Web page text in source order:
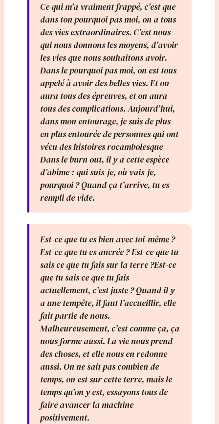
Ce qui m’a vraiment frappé, c’est que
dans ton pourquoi pas moi, on a tous
des vies extraordinaires. C’est nous
qui nous donnons les moyens, d’avoir
les vies que nous souhaitons avoir.
Dans le pourquoi pas moi, on est tous
appelé à avoir des belles vies. Et on
aura tous des épreuves, et on aura
tous des complications. Aujourd’hui,
dans mon entourage, je suis de plus
en plus entourée de personnes qui ont
vécu des histoires rocambolesque
Dans le burn out, il y a cette espèce
d’abîme : qui suis-je, où vais-je,
pourquoi ? Quand ça t’arrive, tu es
rempli de vide.
Est-ce que tu es bien avec toi-même ?
Est-ce que tu es ancrée ? Est-ce que tu
sais ce que tu fais sur la terre ?Est-ce
que tu sais ce que tu fais
actuellement, c’est juste ? Quand il y
a une tempête, il faut l’accueillir, elle
fait partie de nous.
Malheureusement, c’est comme ça, ça
nous forme aussi. La vie nous prend
des choses, et elle nous en redonne
aussi. On ne sait pas combien de
temps, on est sur cette terre, mais le
temps qu’on y est, essayons tous de
faire avancer la machine
positivement.